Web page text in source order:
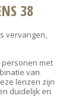
38
vervangen,
personen met
van
lenzen zijn
duidelijk en